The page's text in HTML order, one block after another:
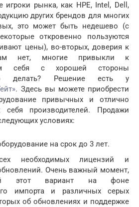
игроки рынка, как HPE, Intel, Dell,
других брендов для многих
это может быть недешево (с
откровенно пользуются
цены), во-вторых, доверия к
нет, многие привыкли к
себя с хорошей стороны
делать? Решение есть у
. Здесь вы можете приобрести
привычных и отлично
себя производителей. Продажи
условиях:
на срок до 3 лет.
необходимых лицензий и
Очень важный момент,
этот вариант на фоне
импорта и различных серых
об обновлениях и поддержке